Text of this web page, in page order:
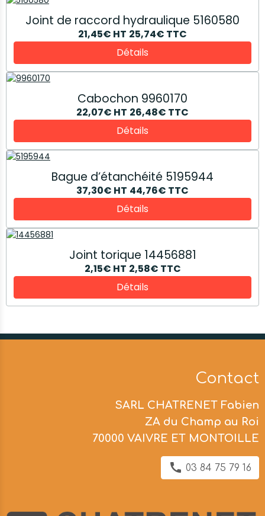
Joint de raccord hydraulique 5160580
21,45€ HT 25,74€ TTC
Détails
Cabochon 9960170
22,07€ HT 26,48€ TTC
Détails
Bague d’étanchéité 5195944
37,30€ HT 44,76€ TTC
Détails
Joint torique 14456881
2,15€ HT 2,58€ TTC
Détails
Contact
SARL CHATRENET Fabien
ZA du Champ au Roi
70000 VAIVRE ET MONTOILLE
03 84 75 79 16